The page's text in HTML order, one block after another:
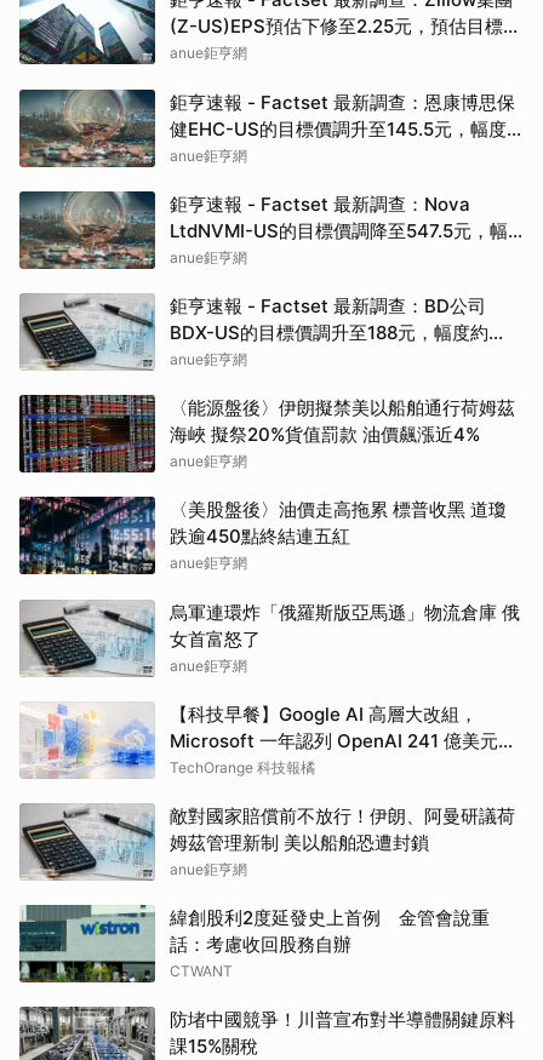
(Z-US)EPS預估下修至2.25元，預估目標價
為50.00元
anue鉅亨網
鉅亨速報 - Factset 最新調查：恩康博思保
健EHC-US的目標價調升至145.5元，幅度
約3.93%
anue鉅亨網
鉅亨速報 - Factset 最新調查：Nova
LtdNVMI-US的目標價調降至547.5元，幅
度約8.75%
anue鉅亨網
鉅亨速報 - Factset 最新調查：BD公司
BDX-US的目標價調升至188元，幅度約
5.92%
anue鉅亨網
〈能源盤後〉伊朗擬禁美以船舶通行荷姆茲
海峽 擬祭20%貨值罰款 油價飆漲近4%
anue鉅亨網
〈美股盤後〉油價走高拖累 標普收黑 道瓊
跌逾450點終結連五紅
anue鉅亨網
烏軍連環炸「俄羅斯版亞馬遜」物流倉庫 俄
女首富怒了
anue鉅亨網
【科技早餐】Google AI 高層大改組，
Microsoft 一年認列 OpenAI 241 億美元營
收
TechOrange 科技報橘
敵對國家賠償前不放行！伊朗、阿曼研議荷
姆茲管理新制 美以船舶恐遭封鎖
anue鉅亨網
緯創股利2度延發史上首例 金管會說重
話：考慮收回股務自辦
CTWANT
防堵中國競爭！川普宣布對半導體關鍵原料
課15%關稅